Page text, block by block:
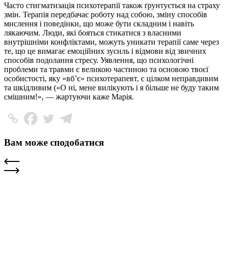
Часто стигматизація психотерапії також ґрунтується на страху
змін. Терапія передбачає роботу над собою, зміну способів
мислення і поведінки, що може бути складним і навіть
лякаючим. Люди, які бояться стикатися з власними
внутрішніми конфліктами, можуть уникати терапії саме через
те, що це вимагає емоційних зусиль і відмови від звичних
способів подолання стресу. Уявлення, що психологічні
проблеми та травми є великою частиною та основою твоєї
особистості, яку «вб’є» психотерапевт, є цілком неправдивим
та шкідливим («О ні, мене вилікують і я більше не буду таким
смішним!», — жартуючи каже Марія.
Вам може сподобатися